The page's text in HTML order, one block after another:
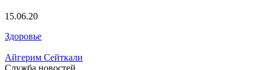
15.06.20
Здоровье
Айгерим Сейткали